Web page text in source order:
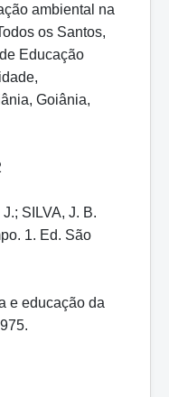
ambiental na
os Santos,
Educação
Goiânia,
SILVA, J. B.
1. Ed. São
e educação da